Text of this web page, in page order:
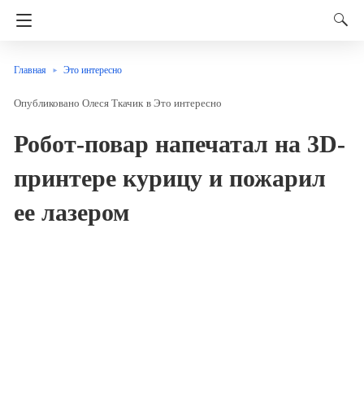
Главная Это интересно
Олеся Ткачик в Это интересно
Робот-повар напечатал на 3D-
принтере курицу и пожарил
ее лазером